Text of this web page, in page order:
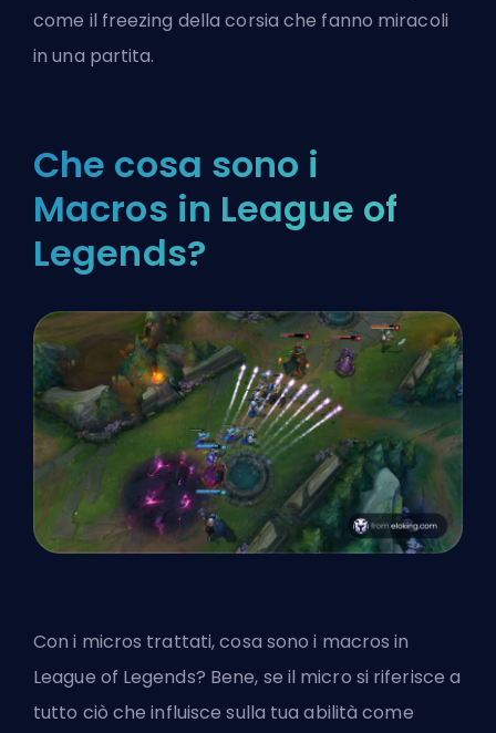
come il freezing della corsia che fanno miracoli
in una partita.
Che cosa sono i
Macros in League of
Legends?
Con i micros trattati, cosa sono i macros in
League of Legends? Bene, se il micro si riferisce a
tutto ciò che influisce sulla tua abilità come